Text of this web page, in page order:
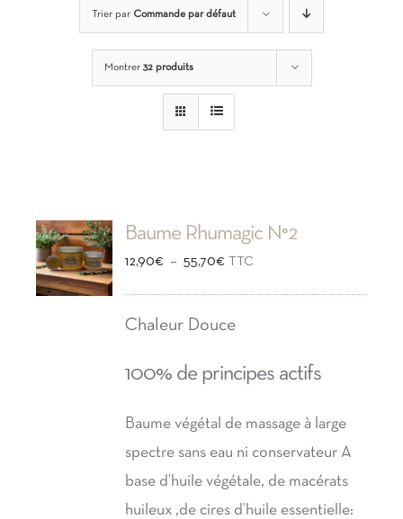
Trier par Commande par défaut
Montrer 32 produits
CHOIX
DES
CE
PRODUIT
Baume Rhumagic N°2
12,90€ – 55,70€ Plage
à
TTC
Chaleur Douce
100% de principes actifs
Baume végétal de massage à large
spectre sans eau ni conservateur A
base d’huile végétale, de macérats
huileux ,de cires d’huile essentielle: